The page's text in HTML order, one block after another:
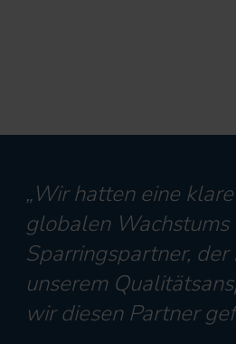
„Wir hatten eine
globalen
Sparringspartner,
unserem
wir diesen Partner